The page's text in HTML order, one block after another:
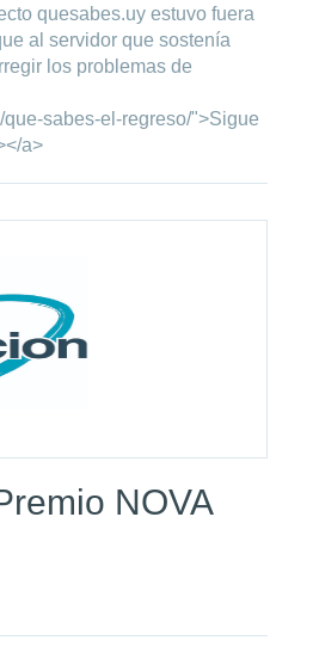
quesabes.uy estuvo fuera
al servidor que sostenía
los problemas de
sabes-el-regreso/">Sigue
a>
NOVA